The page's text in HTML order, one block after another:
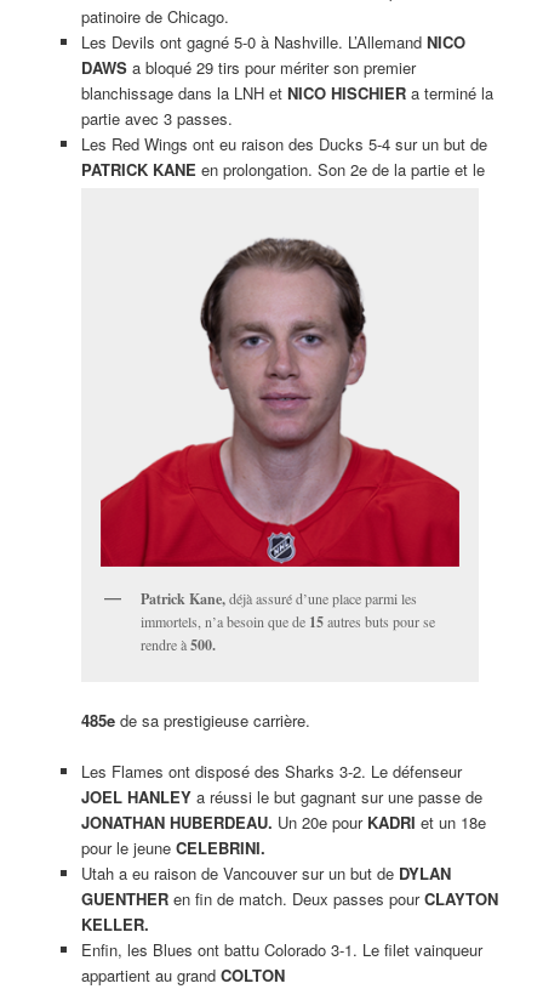
patinoire de Chicago.
Les Devils ont gagné 5-0 à Nashville. L’Allemand NICO
DAWSa bloqué 29 tirs pour mériter son premier
blanchissage dans la LNH et NICO HISCHIERa terminé la
partie avec 3 passes.
Les Red Wings ont eu raison des Ducks 5-4 sur un but de
PATRICK KANE en prolongation. Son 2e de la partie et le
Patrick Kane,déjà assuré d’une place parmi les
immortels, n’a besoin que de 15autres buts pour se
rendre à500.
485ede sa prestigieuse carrière.
Les Flames ont disposé des Sharks 3-2. Le défenseur
JOEL HANLEYa réussi le but gagnant sur une passe de
JONATHAN HUBERDEAU. Un 20e pour KADRI et un 18e
pour le jeune CELEBRINI.
Utah a eu raison de Vancouver sur un but de DYLAN
GUENTHERen fin de match. Deux passes pourCLAYTON
KELLER.
Enfin, les Blues ont battu Colorado 3-1. Le filet vainqueur
appartient au grand COLTON